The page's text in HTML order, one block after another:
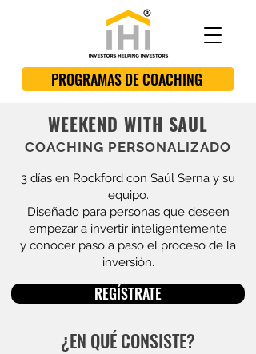
PROGRAMAS DE COACHING
WEEKEND WITH SAUL
COACHING PERSONALIZADO
3 días en Rockford con Saúl Serna y su
equipo.
Diseñado para personas que deseen
empezar a invertir inteligentemente
y conocer paso a paso el proceso de la
inversión.
REGÍSTRATE
¿EN QUÉ CONSISTE?